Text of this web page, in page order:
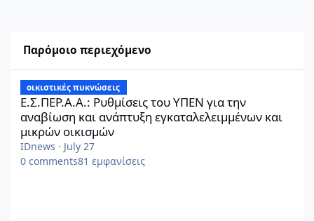
Παρόμοιο περιεχόμενο
οικιστικές πυκνώσεις
Ε.Σ.ΠΕΡ.Α.Α.: Ρυθμίσεις του ΥΠΕΝ για την
αναβίωση και ανάπτυξη εγκαταλελειμμένων και
μικρών οικισμών
IDnews · July 27
0 comments81 εμφανίσεις